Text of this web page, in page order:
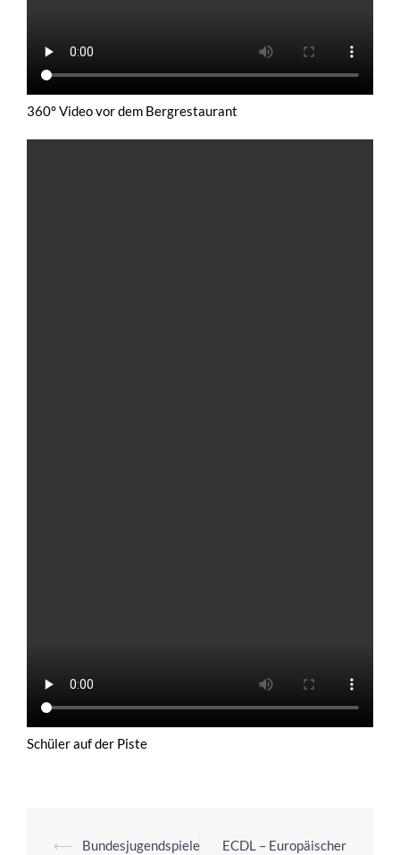
360° Video vor dem Bergrestaurant
Schüler auf der Piste
⟵
Bundesjugendspiele
ECDL – Europäischer